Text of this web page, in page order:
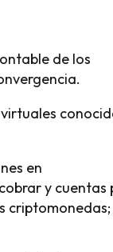
de los
en
y cuentas
criptomonedas;